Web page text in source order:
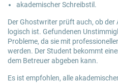
akademischer Schreibstil.
Der Ghostwriter prüft auch, ob
logisch ist. Gefundenen
Probleme, da sie mit
werden. Der Student bekommt
dem Betreuer abgeben kann.
Es ist empfohlen, alle